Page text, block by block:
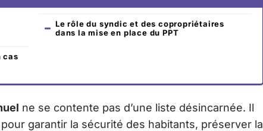
cas
Le rôle du syndic et des copropriétaires
dans la mise en place du PPT
ne se contente pas d’une liste désincarnée. Il
garantir la sécurité des habitants, préserver la